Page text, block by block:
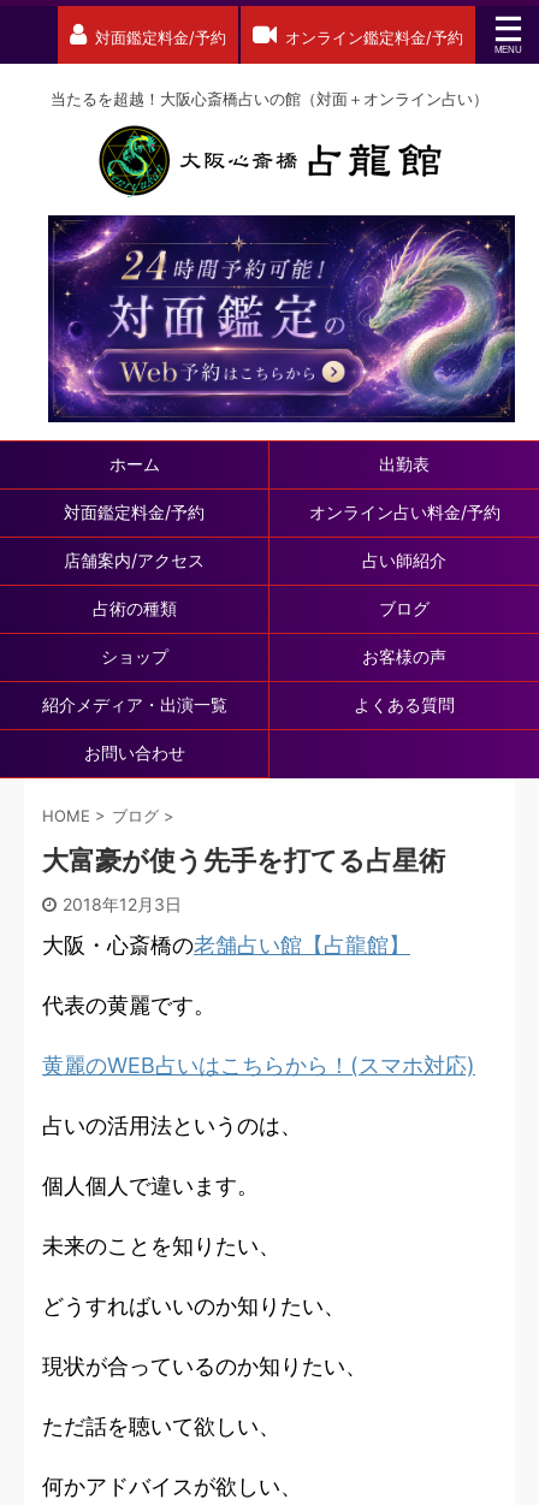
対面鑑定料金/予約 オンライン鑑定料金/予約
当たるを超越！大阪心斎橋占いの館（対面＋オンライン占い）
ホーム 出勤表
対面鑑定料金/予約 オンライン占い料金/予約
店舗案内/アクセス 占い師紹介
占術の種類 ブログ
ショップ お客様の声
紹介メディア・出演一覧 よくある質問
お問い合わせ
HOME > ブログ >
大富豪が使う先手を打てる占星術
2018年12月3日
大阪・心斎橋の老舗占い館【占龍館】
代表の黄麗です。
黄麗のWEB占いはこちらから！(スマホ対応)
占いの活用法というのは、
個人個人で違います。
未来のことを知りたい、
どうすればいいのか知りたい、
現状が合っているのか知りたい、
ただ話を聴いて欲しい、
何かアドバイスが欲しい、